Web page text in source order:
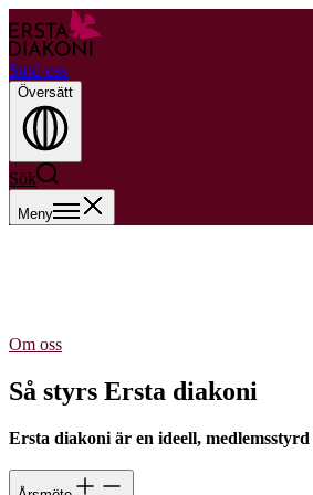
Stöd oss
Översätt
Sök
Meny
Om oss
Så styrs Ersta diakoni
Ersta diakoni är en ideell, medlemsstyrd